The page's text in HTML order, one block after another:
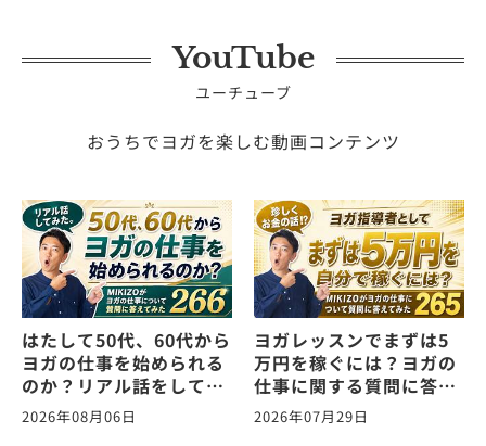
YouTube
ユーチューブ
おうちでヨガを楽しむ動画コンテンツ
はたして50代、60代から
ヨガの仕事を始められる
のか？リアル話をしてみ
た。ヨガの仕事に関する
質問に答えます！
2026年08月06日
ヨガレッスンでまずは5
万円を稼ぐには？ヨガの
仕事に関する質問に答え
ます！vol.265
2026年07月29日